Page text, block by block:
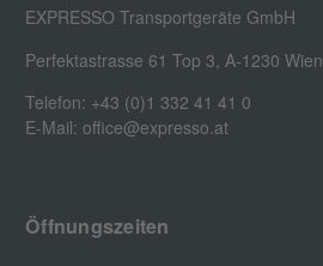
EXPRESSO Transportgeräte GmbH
Perfektastrasse 61 Top 3, A-1230 Wien
Telefon: +43 (0)1 332 41 41 0
E-Mail: office@expresso.at
Öffnungszeiten